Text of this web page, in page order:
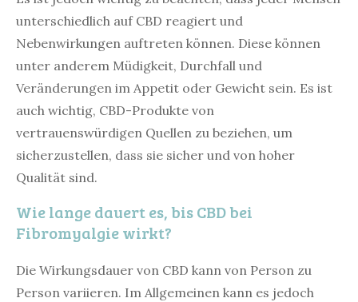
unterschiedlich auf CBD reagiert und
Nebenwirkungen auftreten können. Diese können
unter anderem Müdigkeit, Durchfall und
Veränderungen im Appetit oder Gewicht sein. Es ist
auch wichtig, CBD-Produkte von
vertrauenswürdigen Quellen zu beziehen, um
sicherzustellen, dass sie sicher und von hoher
Qualität sind.
Wie lange dauert es, bis CBD bei
Fibromyalgie wirkt?
Die Wirkungsdauer von CBD kann von Person zu
Person variieren. Im Allgemeinen kann es jedoch